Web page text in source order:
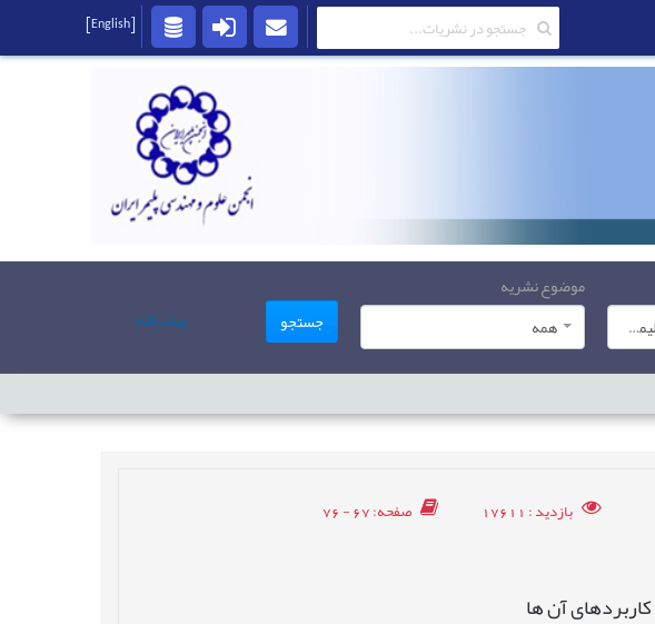
پژوهش و توسعه فناوری پلیمر ایران
موضوع نشریه
همه
جستجو پیشرفته
بازدید: 17611 صفحه: 67 - 76
آن ها
[English]